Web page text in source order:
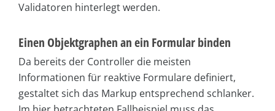
Validatoren hinterlegt werden.
Einen Objektgraphen an ein Formular binden
Da bereits der Controller die meisten
Informationen für reaktive Formulare definiert,
gestaltet sich das Markup entsprechend schlanker.